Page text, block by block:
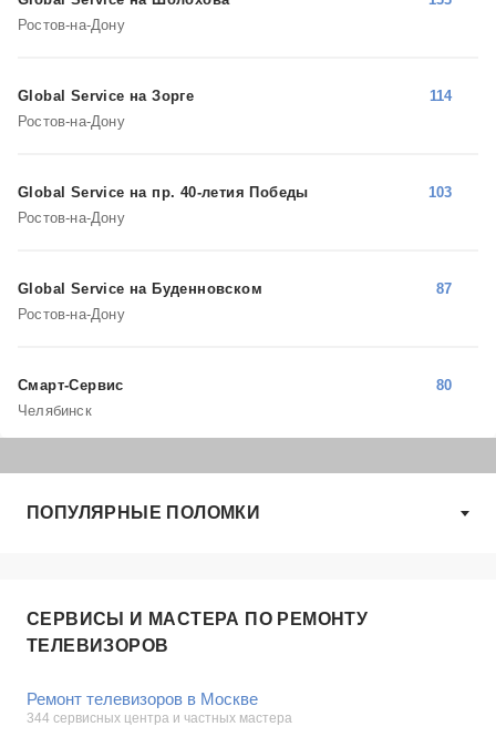
Ростов-на-Дону
Global Service на Зорге
Ростов-на-Дону
114
Global Service на пр. 40-летия Победы
Ростов-на-Дону
103
Global Service на Буденновском
Ростов-на-Дону
87
Смарт-Сервис
Челябинск
80
ПОПУЛЯРНЫЕ ПОЛОМКИ
СЕРВИСЫ И МАСТЕРА ПО РЕМОНТУ
ТЕЛЕВИЗОРОВ
Ремонт телевизоров в Москве
344 сервисных центра и частных мастера